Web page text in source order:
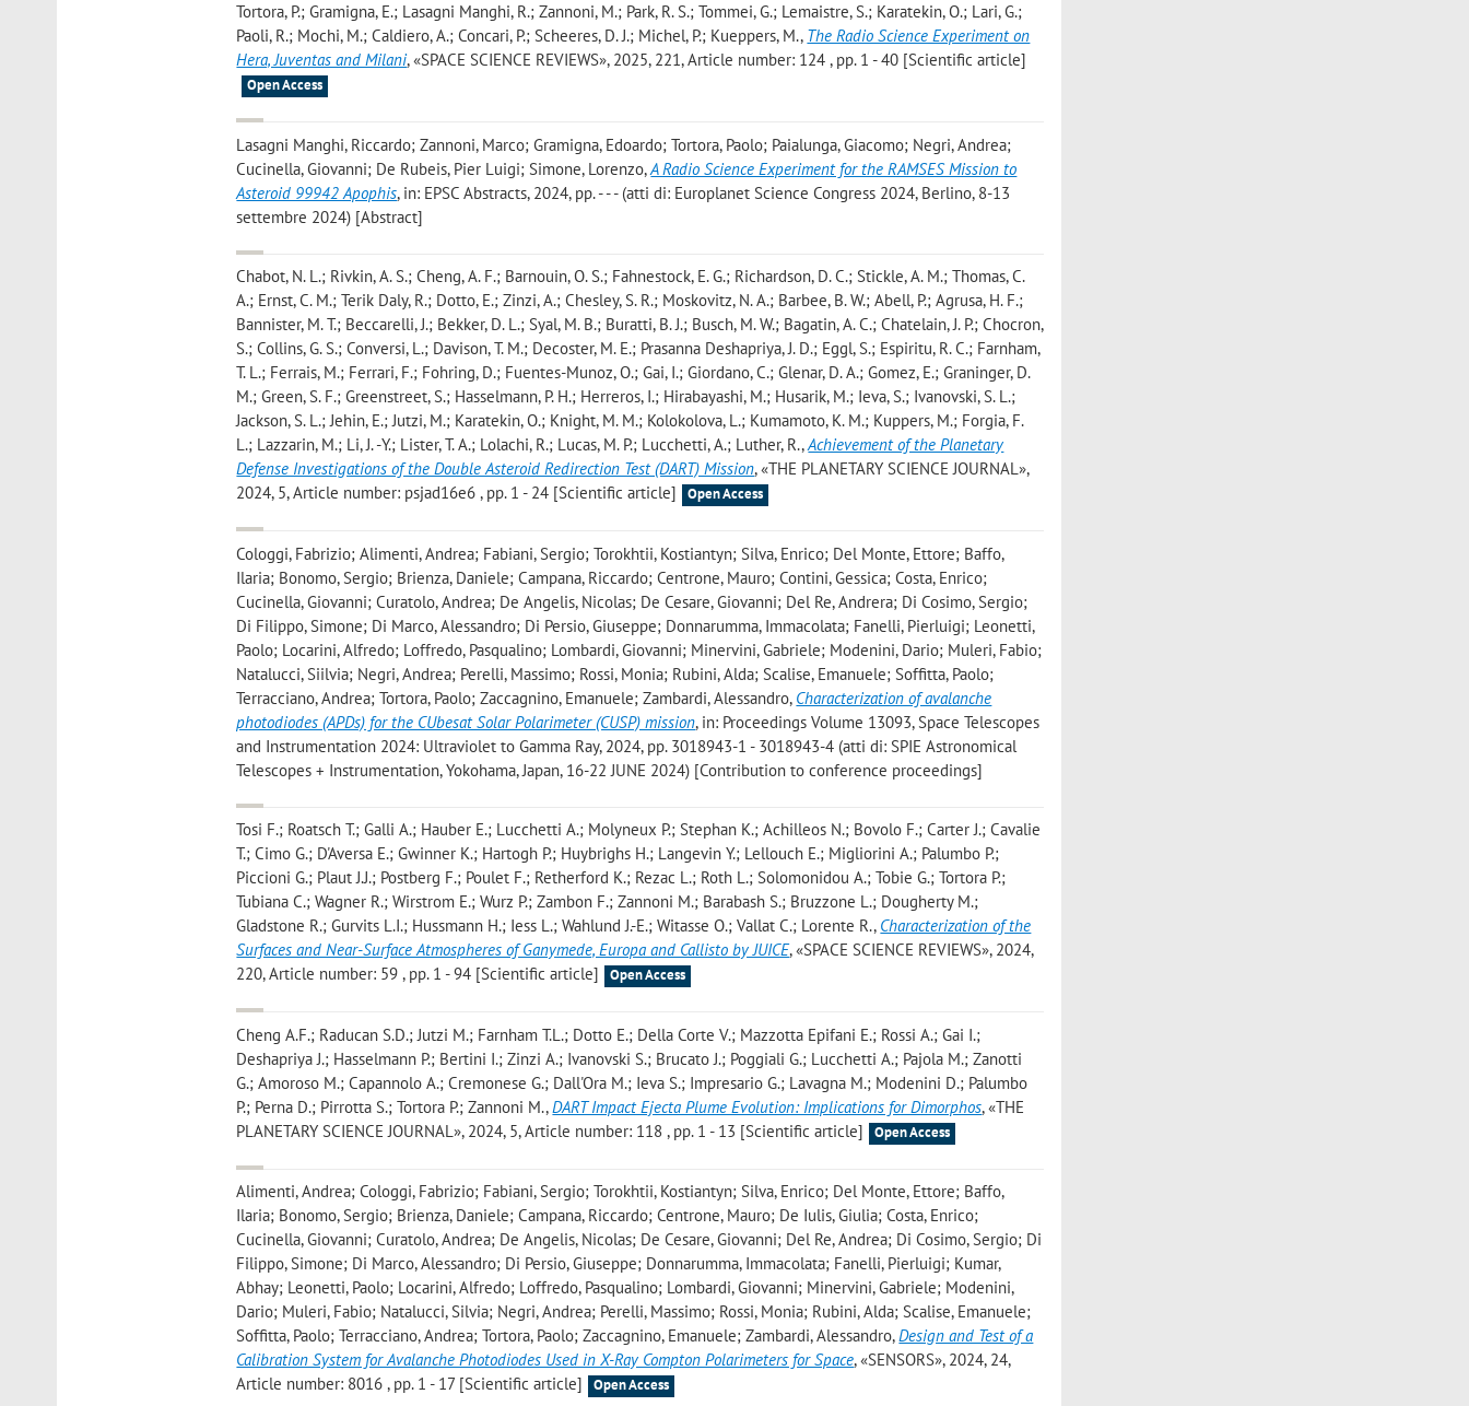
Tortora, P.; Gramigna, E.; Lasagni Manghi, R.; Zannoni, M.; Park, R. S.; Tommei, G.; Lemaistre, S.; Karatekin, O.; Lari, G.;
Paoli, R.; Mochi, M.; Caldiero, A.; Concari, P.; Scheeres, D. J.; Michel, P.; Kueppers, M., The Radio Science Experiment on
Hera, Juventas and Milani, «SPACE SCIENCE REVIEWS», 2025, 221, Article number: 124 , pp. 1 - 40 [Scientific article]
Open Access
Lasagni Manghi, Riccardo; Zannoni, Marco; Gramigna, Edoardo; Tortora, Paolo; Paialunga, Giacomo; Negri, Andrea;
Cucinella, Giovanni; De Rubeis, Pier Luigi; Simone, Lorenzo,A Radio Science Experiment for the RAMSES Mission to
Asteroid 99942 Apophis, in: EPSC Abstracts, 2024, pp. - - - (atti di: Europlanet Science Congress 2024, Berlino, 8-13
settembre 2024) [Abstract]
Chabot, N. L.; Rivkin, A. S.; Cheng, A. F.; Barnouin, O. S.; Fahnestock, E. G.; Richardson, D. C.; Stickle, A. M.; Thomas, C.
A.; Ernst, C. M.; Terik Daly, R.; Dotto, E.; Zinzi, A.; Chesley, S. R.; Moskovitz, N. A.; Barbee, B. W.; Abell, P.; Agrusa, H. F.;
Bannister, M. T.; Beccarelli, J.; Bekker, D. L.; Syal, M. B.; Buratti, B. J.; Busch, M. W.; Bagatin, A. C.; Chatelain, J. P.; Chocron,
S.; Collins, G. S.; Conversi, L.; Davison, T. M.; Decoster, M. E.; Prasanna Deshapriya, J. D.; Eggl, S.; Espiritu, R. C.; Farnham,
T. L.; Ferrais, M.; Ferrari, F.; Fohring, D.; Fuentes-Munoz, O.; Gai, I.; Giordano, C.; Glenar, D. A.; Gomez, E.; Graninger, D.
M.; Green, S. F.; Greenstreet, S.; Hasselmann, P. H.; Herreros, I.; Hirabayashi, M.; Husarik, M.; Ieva, S.; Ivanovski, S. L.;
Jackson, S. L.; Jehin, E.; Jutzi, M.; Karatekin, O.; Knight, M. M.; Kolokolova, L.; Kumamoto, K. M.; Kuppers, M.; Forgia, F.
L.; Lazzarin, M.; Li, J. -Y.; Lister, T. A.; Lolachi, R.; Lucas, M. P.; Lucchetti, A.; Luther, R.,Achievement of the Planetary
Defense Investigations of the Double Asteroid Redirection Test (DART) Mission, «THE PLANETARY SCIENCE JOURNAL»,
2024, 5, Article number: psjad16e6 , pp. 1 - 24 [Scientific article]
Open Access
Cologgi, Fabrizio; Alimenti, Andrea; Fabiani, Sergio; Torokhtii, Kostiantyn; Silva, Enrico; Del Monte, Ettore; Baffo,
Ilaria; Bonomo, Sergio; Brienza, Daniele; Campana, Riccardo; Centrone, Mauro; Contini, Gessica; Costa, Enrico;
Cucinella, Giovanni; Curatolo, Andrea; De Angelis, Nicolas; De Cesare, Giovanni; Del Re, Andrera; Di Cosimo, Sergio;
Di Filippo, Simone; Di Marco, Alessandro; Di Persio, Giuseppe; Donnarumma, Immacolata; Fanelli, Pierluigi; Leonetti,
Paolo; Locarini, Alfredo; Loffredo, Pasqualino; Lombardi, Giovanni; Minervini, Gabriele; Modenini, Dario; Muleri, Fabio;
Natalucci, Siilvia; Negri, Andrea; Perelli, Massimo; Rossi, Monia; Rubini, Alda; Scalise, Emanuele; Soffitta, Paolo;
Terracciano, Andrea; Tortora, Paolo; Zaccagnino, Emanuele; Zambardi, Alessandro, Characterization of avalanche
photodiodes (APDs) for the CUbesat Solar Polarimeter (CUSP) mission, in: Proceedings Volume 13093, Space Telescopes
and Instrumentation 2024: Ultraviolet to Gamma Ray, 2024, pp. 3018943-1 - 3018943-4 (atti di: SPIE Astronomical
Telescopes + Instrumentation, Yokohama, Japan, 16-22 JUNE 2024) [Contribution to conference proceedings]
Tosi F.; Roatsch T.; Galli A.; Hauber E.; Lucchetti A.; Molyneux P.; Stephan K.; Achilleos N.; Bovolo F.; Carter J.; Cavalie
T.; Cimo G.; D'Aversa E.; Gwinner K.; Hartogh P.; Huybrighs H.; Langevin Y.; Lellouch E.; Migliorini A.; Palumbo P.;
Piccioni G.; Plaut J.J.; Postberg F.; Poulet F.; Retherford K.; Rezac L.; Roth L.; Solomonidou A.; Tobie G.; Tortora P.;
Tubiana C.; Wagner R.; Wirstrom E.; Wurz P.; Zambon F.; Zannoni M.; Barabash S.; Bruzzone L.; Dougherty M.;
Gladstone R.; Gurvits L.I.; Hussmann H.; Iess L.; Wahlund J.-E.; Witasse O.; Vallat C.; Lorente R., Characterization of the
Surfaces and Near-Surface Atmospheres of Ganymede, Europa and Callisto by JUICE, «SPACE SCIENCE REVIEWS», 2024,
220, Article number: 59 , pp. 1 - 94 [Scientific article]
Open Access
Cheng A.F.; Raducan S.D.; Jutzi M.; Farnham T.L.; Dotto E.; Della Corte V.; Mazzotta Epifani E.; Rossi A.; Gai I.;
Deshapriya J.; Hasselmann P.; Bertini I.; Zinzi A.; Ivanovski S.; Brucato J.; Poggiali G.; Lucchetti A.; Pajola M.; Zanotti
G.; Amoroso M.; Capannolo A.; Cremonese G.; Dall'Ora M.; Ieva S.; Impresario G.; Lavagna M.; Modenini D.; Palumbo
P.; Perna D.; Pirrotta S.; Tortora P.; Zannoni M.,DART Impact Ejecta Plume Evolution: Implications for Dimorphos, «THE
PLANETARY SCIENCE JOURNAL», 2024, 5, Article number: 118 , pp. 1 - 13 [Scientific article]
Open Access
Alimenti, Andrea; Cologgi, Fabrizio; Fabiani, Sergio; Torokhtii, Kostiantyn; Silva, Enrico; Del Monte, Ettore; Baffo,
Ilaria; Bonomo, Sergio; Brienza, Daniele; Campana, Riccardo; Centrone, Mauro; De Iulis, Giulia; Costa, Enrico;
Cucinella, Giovanni; Curatolo, Andrea; De Angelis, Nicolas; De Cesare, Giovanni; Del Re, Andrea; Di Cosimo, Sergio; Di
Filippo, Simone; Di Marco, Alessandro; Di Persio, Giuseppe; Donnarumma, Immacolata; Fanelli, Pierluigi; Kumar,
Abhay; Leonetti, Paolo; Locarini, Alfredo; Loffredo, Pasqualino; Lombardi, Giovanni; Minervini, Gabriele; Modenini,
Dario; Muleri, Fabio; Natalucci, Silvia; Negri, Andrea; Perelli, Massimo; Rossi, Monia; Rubini, Alda; Scalise, Emanuele;
Soffitta, Paolo; Terracciano, Andrea; Tortora, Paolo; Zaccagnino, Emanuele; Zambardi, Alessandro,Design and Test of a
Calibration System for Avalanche Photodiodes Used in X-Ray Compton Polarimeters for Space, «SENSORS», 2024, 24,
Article number: 8016 , pp. 1 - 17 [Scientific article]
Open Access